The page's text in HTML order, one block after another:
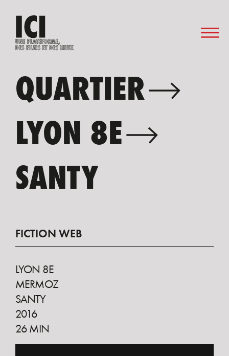
QUARTIER
LYON 8E
SANTY
FICTION WEB
LYON 8E
MERMOZ
SANTY
2016
26 MIN